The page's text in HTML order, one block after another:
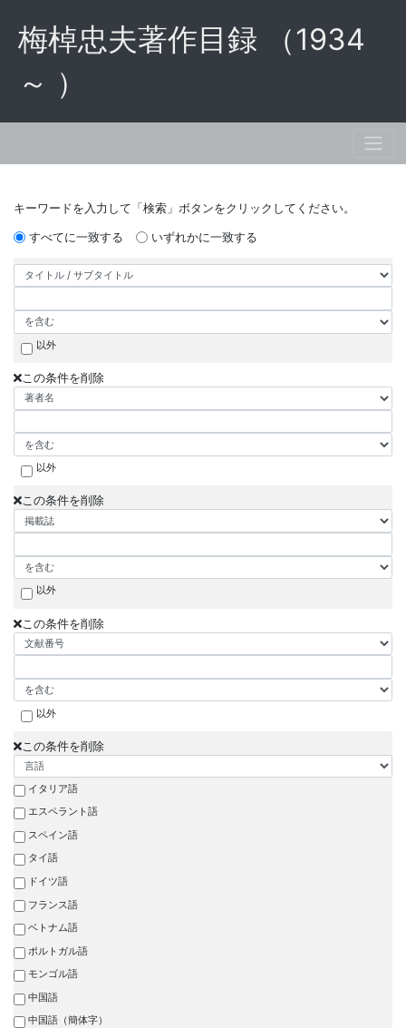
梅棹忠夫著作目録 （1934
～ ）
キーワードを入力して「検索」ボタンをクリックしてください。
すべてに一致する
いずれかに一致する
以外
この条件を削除
以外
この条件を削除
以外
この条件を削除
以外
この条件を削除
イタリア語
エスペラント語
スペイン語
タイ語
ドイツ語
フランス語
ベトナム語
ポルトガル語
モンゴル語
中国語
中国語（簡体字）